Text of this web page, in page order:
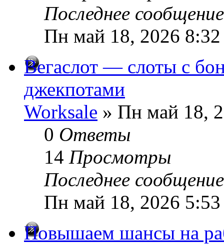
Последнее
Пн май 18, 2026
Вегаслот — слоты с
джекпотами
Worksale » Пн май 18,
0 Ответы
14 Просмотры
Последнее
Пн май 18, 2026
Повышаем шансы на